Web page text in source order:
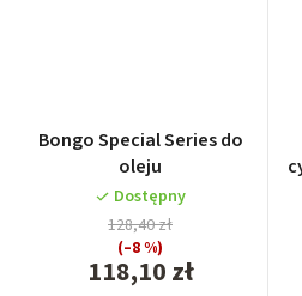
Bongo Special Series do
oleju
Dostępny
118,10 zł
128,40 zł
(–8 %)